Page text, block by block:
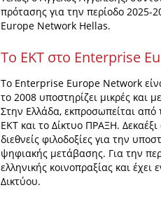
πρότασης για την περίοδο 2025-
Europe Network Hellas.
Το ΕΚΤ στο Enterprise
Το Enterprise Europe Network
το 2008 υποστηρίζει μικρές και
Στην Ελλάδα, εκπροσωπείται από
ΕKT και το Δίκτυο ΠΡΑΞΗ.
διεθνείς φιλοδοξίες για την
ψηφιακής μετάβασης. Για την
ελληνικής κοινοπραξίας και
Δικτύου.